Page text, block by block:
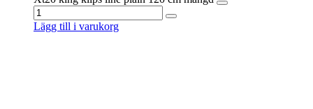
Lägg till i varukorg